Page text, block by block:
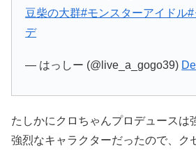
豆柴の大群#モンスターアイドル#
デ
— はっしー (@live_a_gogo39)
たしかにクロちゃんプロデュースは
強烈なキャラクターだったので、ク